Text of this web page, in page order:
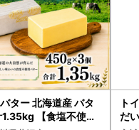
ター 北海道産 バタ
1.35kg 【食塩不使用
ト
だ